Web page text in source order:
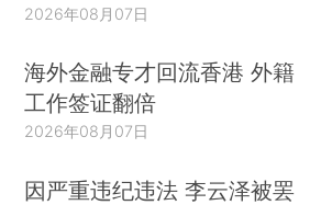
2026年08月07日
海外金融专才回流香港 外籍
工作签证翻倍
2026年08月07日
因严重违纪违法 李云泽被罢